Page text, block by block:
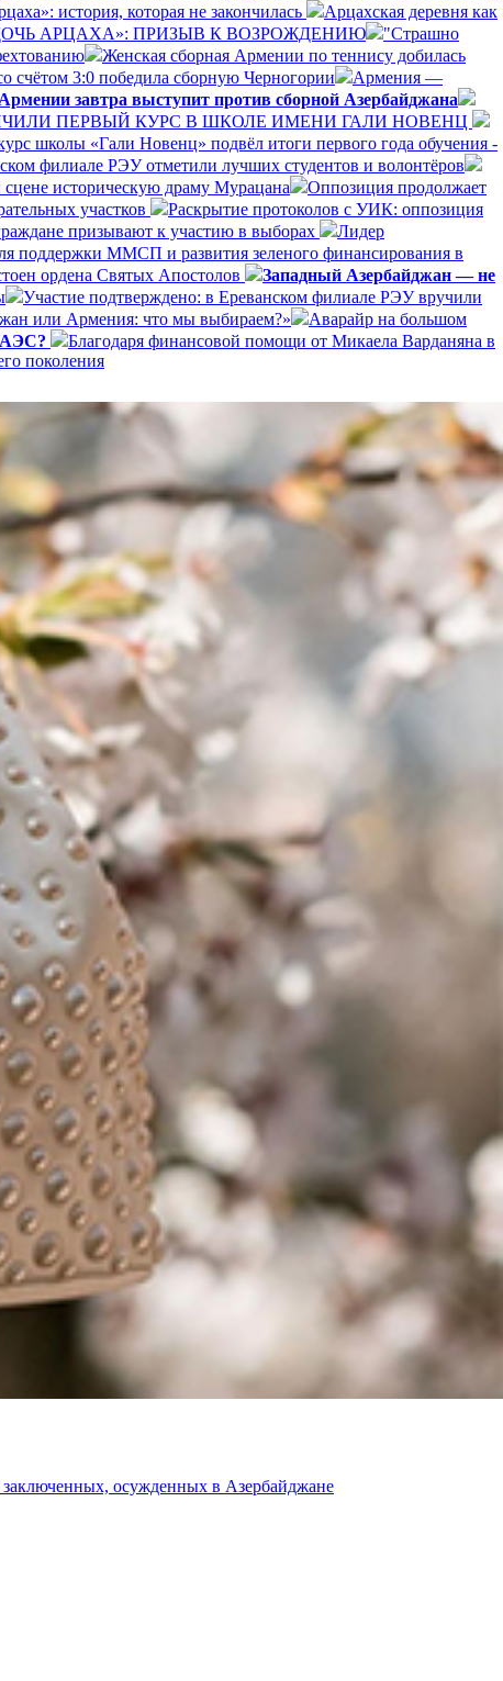
история, которая не закончилась
Арцахская деревня как
АРЦАХА»: ПРИЗЫВ К ВОЗРОЖДЕНИЮ
"Страшно
Женская сборная Армении по теннису добилась
счётом 3:0 победила сборную Черногории
Армения —
завтра выступит против сборной Азербайджана
ПЕРВЫЙ КУРС В ШКОЛЕ ИМЕНИ ГАЛИ НОВЕНЦ
школы «Гали Новенц» подвёл итоги первого года обучения -
филиале РЭУ отметили лучших студентов и волонтёров
сцене историческую драму Мурацана
Оппозиция продолжает
участков
Раскрытие протоколов с УИК: оппозиция
призывают к участию в выборах
Лидер
поддержки ММСП и развития зеленого финансирования в
ордена Святых Апостолов
Западный Азербайджан — не
Участие подтверждено: в Ереванском филиале РЭУ вручили
или Армения: что мы выбираем?»
Аварайр на большом
Благодаря финансовой помощи от Микаела Варданяна в
поколения
осужденных в Азербайджане